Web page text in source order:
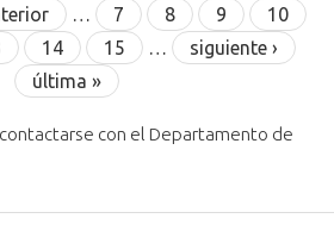
… 7 8 9
10
14 15 …
siguiente ›
última »
con el Departamento de